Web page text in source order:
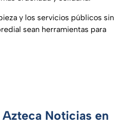
y los servicios públicos sin
sean herramientas para
Noticias en